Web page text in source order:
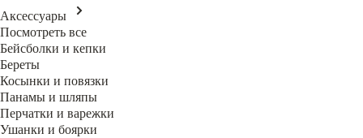
Аксессуары
Посмотреть все
Бейсболки и кепки
Береты
Косынки и повязки
Панамы и шляпы
Перчатки и варежки
Ушанки и боярки